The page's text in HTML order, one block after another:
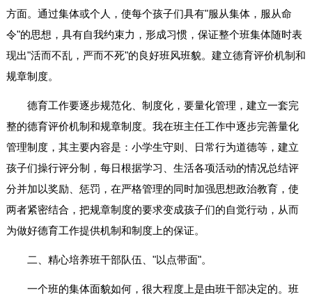
方面。通过集体或个人，使每个孩子们具有"服从集体，服从命
令"的思想，具有自我约束力，形成习惯，保证整个班集体随时表
现出"活而不乱，严而不死"的良好班风班貌。建立德育评价机制和
规章制度。
德育工作要逐步规范化、制度化，要量化管理，建立一套完
整的德育评价机制和规章制度。我在班主任工作中逐步完善量化
管理制度，其主要内容是：小学生守则、日常行为道德等，建立
孩子们操行评分制，每日根据学习、生活各项活动的情况总结评
分并加以奖励、惩罚，在严格管理的同时加强思想政治教育，使
两者紧密结合，把规章制度的要求变成孩子们的自觉行动，从而
为做好德育工作提供机制和制度上的保证。
二、精心培养班干部队伍、"以点带面"。
一个班的集体面貌如何，很大程度上是由班干部决定的。班